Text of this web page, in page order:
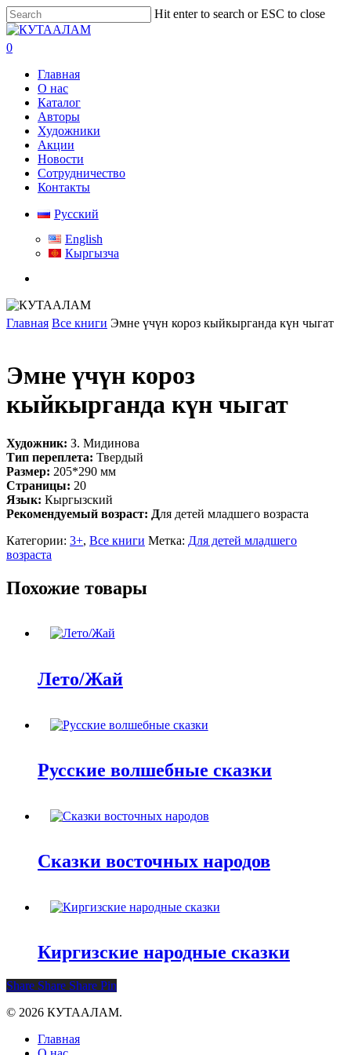
Skip
to
main
content
Hit enter to search or ESC to close
Close
Search
search
0
Главная
О нас
Каталог
Авторы
Художники
Акции
Новости
Сотрудничество
Контакты
Русский
English
Кыргызча
Главная Все книги Эмне үчүн короз кыйкырганда күн чыгат
Эмне үчүн короз
кыйкырганда күн чыгат
Художник: З. Мидинова
Тип переплета: Твердый
Размер: 205*290 мм
Страницы: 20
Язык: Кыргызский
Рекомендуемый возраст: Для детей младшего возраста
Категории: 3+, Все книги Метка: Для детей младшего
возраста
Похожие товары
Лето/Жай
Русские волшебные сказки
Сказки восточных народов
Киргизские народные сказки
Share Share Share Pin
© 2026 КУТААЛАМ.
Close
Главная